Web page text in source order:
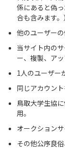
係にあると偽
合も含みます。）
他のユーザー
当サイト内の
ー、複製、ア
1人のユーザー
同じアカウン
鳥取大学生協
用。
オークション
その他公序良